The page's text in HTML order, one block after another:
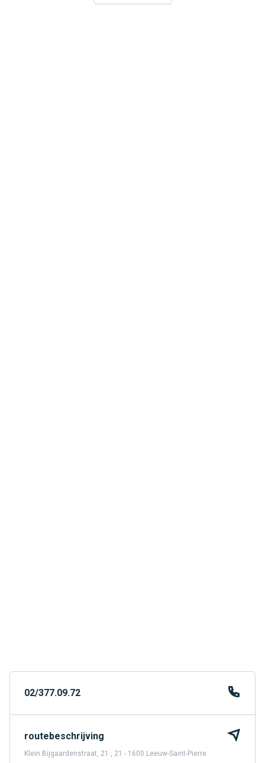
02/377.09.72
routebeschrijving
Klein Bijgaardenstraat, 21 , 21 - 1600 Leeuw-Saint-Pierre